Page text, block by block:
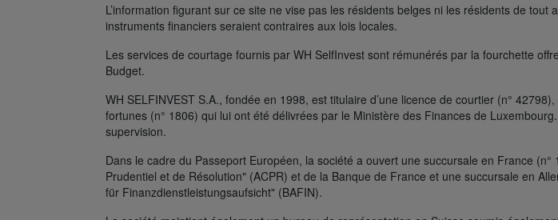
L’information figurant sur ce site ne vise pas les résidents belges ni les résidents de
instruments financiers seraient contraires aux lois locales.
Les services de courtage fournis par WH SelfInvest sont rémunérés par la fourchette
Budget.
WH SELFINVEST S.A., fondée en 1998, est titulaire d’une licence de courtier (n°
fortunes (n° 1806) qui lui ont été délivrées par le Ministère des Finances de
supervision.
Dans le cadre du Passeport Européen, la société a ouvert une succursale en France
Prudentiel et de Résolution" (ACPR) et de la Banque de France et une succursale en
für Finanzdienstleistungsaufsicht" (BAFIN).